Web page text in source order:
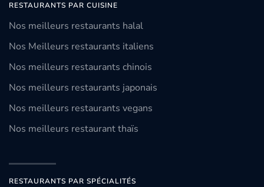
RESTAURANTS PAR CUISINE
Nos meilleurs restaurants halal
Nos Meilleurs restaurants italiens
Nos meilleurs restaurants chinois
Nos meilleurs restaurants japonais
Nos meilleurs restaurants vegans
Nos meilleurs restaurant thaïs
RESTAURANTS PAR SPÉCIALITÉS